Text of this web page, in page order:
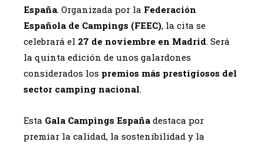
España. Organizada por la Federación
Española de Campings (FEEC), la cita se
celebrará el 27 de noviembre en Madrid. Será
la quinta edición de unos galardones
considerados los premios más prestigiosos del
sector camping nacional.
Esta Gala Campings España destaca por
premiar la calidad, la sostenibilidad y la